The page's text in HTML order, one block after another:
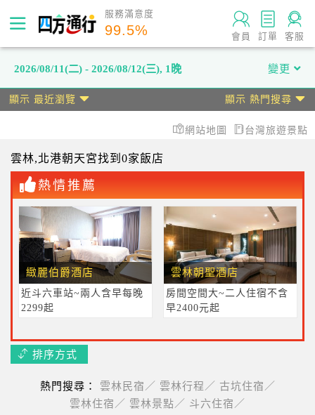
服務滿意度
99.5% 會員 訂單 客服
2026/08/11(二) - 2026/08/12(三), 1晚 變更
顯示 最近瀏覽 顯示 熱門搜尋
網站地圖 台灣旅遊景點
雲林,北港朝天宮找到0家飯店
熱情推薦
緻麗伯爵酒店
近斗六車站~兩人含早每晚
2299起
雲林朝聖酒店
房間空間大~二人住宿不含
早2400元起
排序方式
熱門搜尋： 雲林民宿／ 雲林行程／ 古坑住宿／
雲林住宿／ 雲林景點／ 斗六住宿／